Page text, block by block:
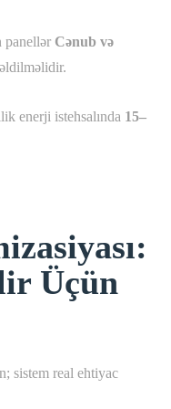
panellər Cənub və
enerji istehsalında 15–
Üçün
sistem real ehtiyac